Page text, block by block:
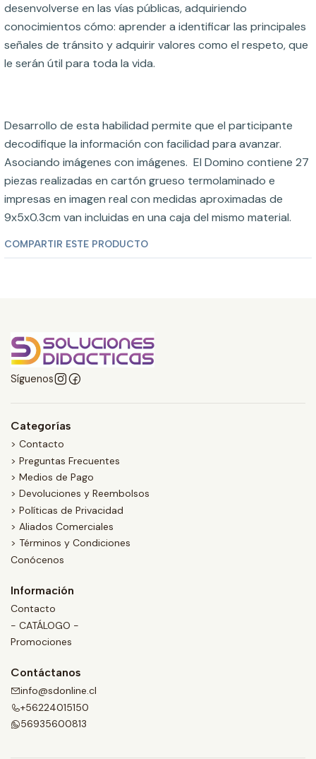
desenvolverse en las vías públicas, adquiriendo
conocimientos cómo: aprender a identificar las principales
señales de tránsito y adquirir valores como el respeto, que
le serán útil para toda la vida.
Desarrollo de esta habilidad permite que el participante
decodifique la información con facilidad para avanzar.
Asociando imágenes con imágenes. El Domino contiene 27
piezas realizadas en cartón grueso termolaminado e
impresas en imagen real con medidas aproximadas de
9x5x0.3cm van incluidas en una caja del mismo material.
COMPARTIR ESTE PRODUCTO
Síguenos
Categorías
> Contacto
> Preguntas Frecuentes
> Medios de Pago
> Devoluciones y Reembolsos
> Políticas de Privacidad
> Aliados Comerciales
> Términos y Condiciones
Conócenos
Información
Contacto
- CATÁLOGO -
Promociones
Contáctanos
info@sdonline.cl
+56224015150
56935600813